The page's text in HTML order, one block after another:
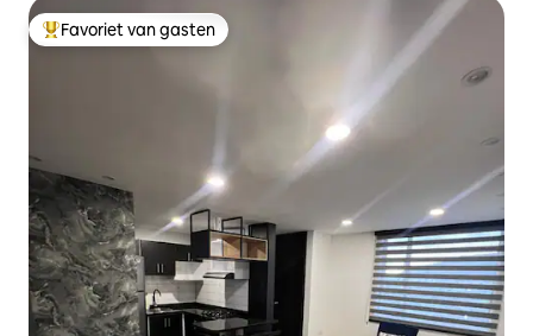
Topfavoriet van gasten
Favoriet van gasten